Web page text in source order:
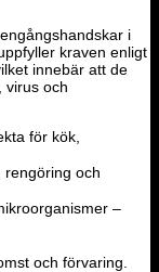
i
kraven enligt
innebär att de
virus och
för kök,
rengöring och
–
och förvaring.